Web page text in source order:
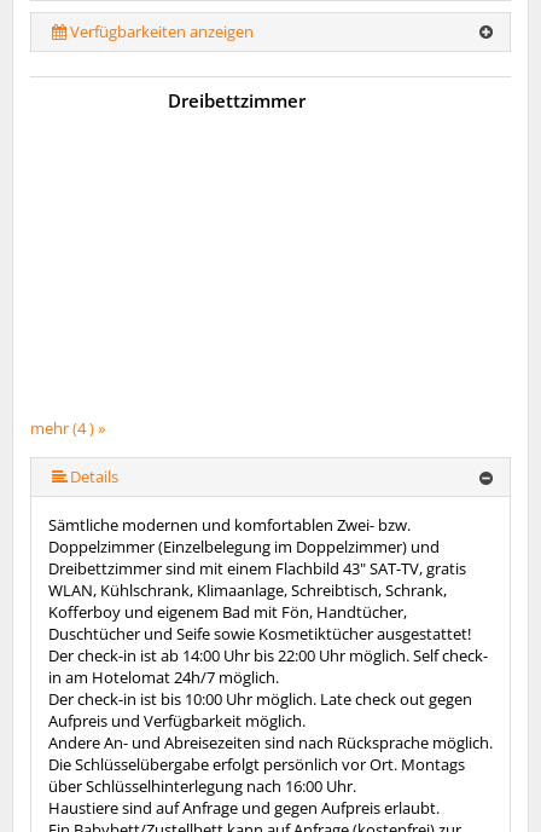
Verfügbarkeiten anzeigen
mehr (4 ) »
Dreibettzimmer
Details
Sämtliche modernen und komfortablen Zwei- bzw.
Doppelzimmer (Einzelbelegung im Doppelzimmer) und
Dreibettzimmer sind mit einem Flachbild 43" SAT-TV, gratis
WLAN, Kühlschrank, Klimaanlage, Schreibtisch, Schrank,
Kofferboy und eigenem Bad mit Fön, Handtücher,
Duschtücher und Seife sowie Kosmetiktücher ausgestattet!
Der check-in ist ab 14:00 Uhr bis 22:00 Uhr möglich. Self check-
in am Hotelomat 24h/7 möglich.
Der check-in ist bis 10:00 Uhr möglich. Late check out gegen
Aufpreis und Verfügbarkeit möglich.
Andere An- und Abreisezeiten sind nach Rücksprache möglich.
Die Schlüsselübergabe erfolgt persönlich vor Ort. Montags
über Schlüsselhinterlegung nach 16:00 Uhr.
Haustiere sind auf Anfrage und gegen Aufpreis erlaubt.